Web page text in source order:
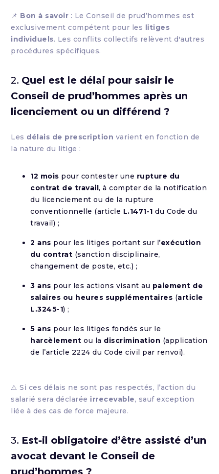
📌 Bon à savoir : Le Conseil de prud’hommes est
exclusivement compétent pour les litiges
individuels. Les conflits collectifs relèvent d'autres
procédures spécifiques.
2. Quel est le délai pour saisir le
Conseil de prud’hommes après un
licenciement ou un différend ?
Les délais de prescription varient en fonction de
la nature du litige :
12 mois pour contester une rupture du
contrat de travail, à compter de la notification
du licenciement ou de la rupture
conventionnelle (article L.1471-1 du Code du
travail) ;
2 ans pour les litiges portant sur l’exécution
du contrat (sanction disciplinaire,
changement de poste, etc.) ;
3 ans pour les actions visant au paiement de
salaires ou heures supplémentaires (article
L.3245-1) ;
5 ans pour les litiges fondés sur le
harcèlement ou la discrimination (application
de l’article 2224 du Code civil par renvoi).
⚠ Si ces délais ne sont pas respectés, l’action du
salarié sera déclarée irrecevable, sauf exception
liée à des cas de force majeure.
3. Est-il obligatoire d’être assisté d’un
avocat devant le Conseil de
prud’hommes ?